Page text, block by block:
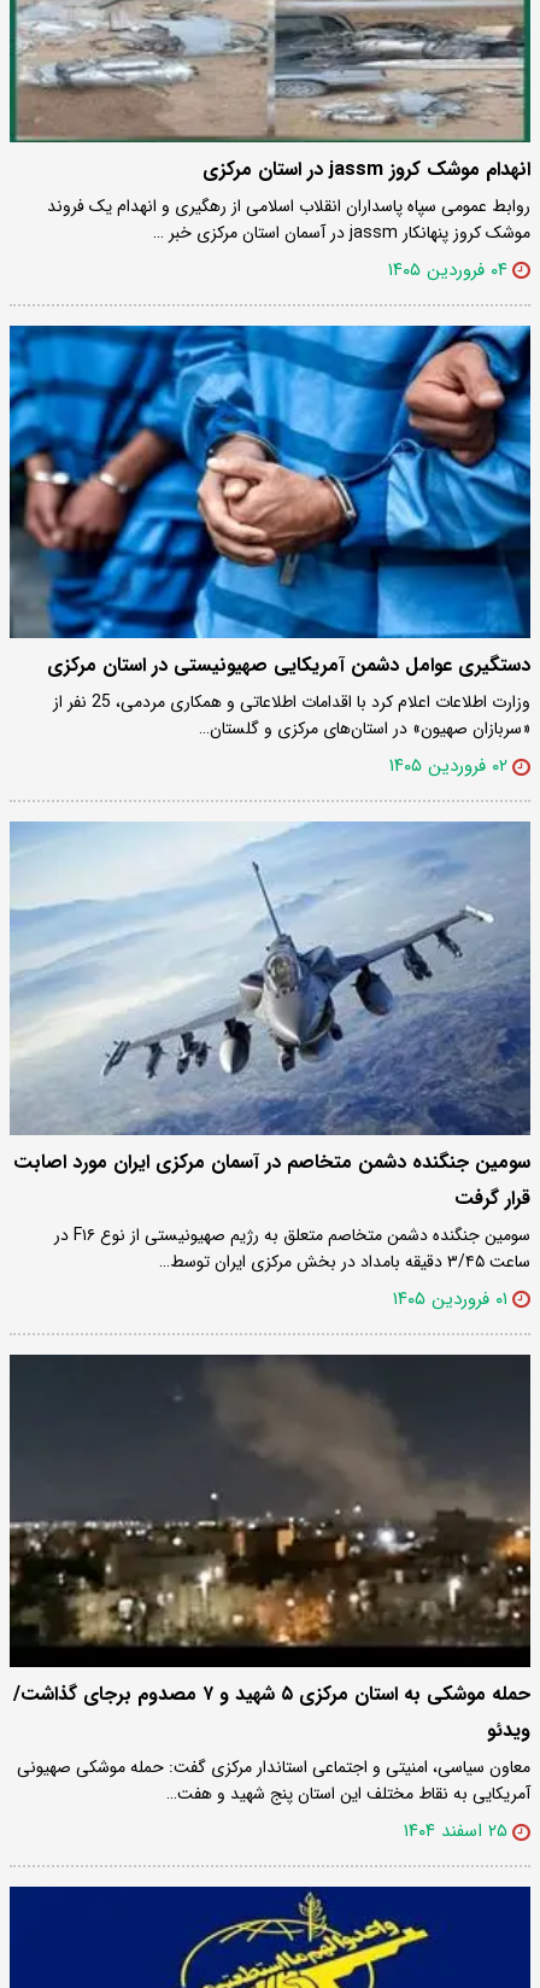
انهدام موشک کروز jassm در استان مرکزی
روابط عمومی سپاه پاسداران انقلاب اسلامی از رهگیری و انهدام یک فروند
موشک کروز پنهانکار jassm در آسمان استان مرکزی خبر …
۰۴ فروردین ۱۴۰۵
دستگیری عوامل دشمن آمریکایی صهیونیستی در استان مرکزی
وزارت اطلاعات اعلام کرد با اقدامات اطلاعاتی و همکاری مردمی، 25 نفر از
«سربازان صهیون» در استان‌های مرکزی و گلستان…
۰۲ فروردین ۱۴۰۵
سومین جنگنده دشمن متخاصم در آسمان مرکزی ایران مورد اصابت
قرار گرفت
سومین جنگنده دشمن متخاصم متعلق به رژیم صهیونیستی از نوع F۱۶ در
ساعت ۳/۴۵ دقیقه بامداد در بخش مرکزی ایران توسط…
۰۱ فروردین ۱۴۰۵
حمله موشکی به استان مرکزی ۵ شهید و ۷ مصدوم برجای گذاشت/
ویدئو
معاون سیاسی، امنیتی و اجتماعی استاندار مرکزی گفت: حمله موشکی صهیونی
آمریکایی به نقاط مختلف این استان پنج شهید و هفت…
۲۵ اسفند ۱۴۰۴